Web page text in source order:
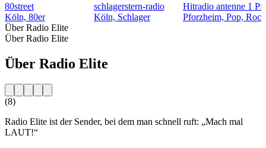
80street
Köln, 80er
schlagerstern-radio
Köln, Schlager
Hitradio antenne 1
Pforzheim, Pop,
Über Radio Elite
Über Radio Elite
Über Radio Elite
(8)
Radio Elite ist der Sender, bei dem man schnell ruft: „Mach mal
LAUT!“